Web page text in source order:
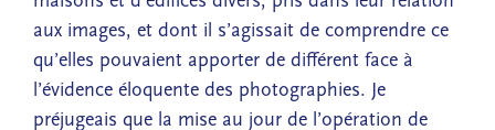
aux images, et dont il s’agissait de comprendre ce
qu’elles pouvaient apporter de différent face à
l’évidence éloquente des photographies. Je
préjugeais que la mise au jour de l’opération de